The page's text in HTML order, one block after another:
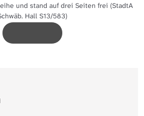
und stand auf drei Seiten frei (StadtA
Hall S13/583)